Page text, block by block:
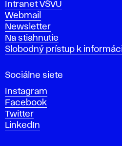
ý
t
v
a
r
ý
c
h
u
m
e
Intranet VŠVU
Webmail
Newsletter
Na stiahnutie
Slobodný prístup k
Sociálne siete
Instagram
Facebook
Twitter
LinkedIn